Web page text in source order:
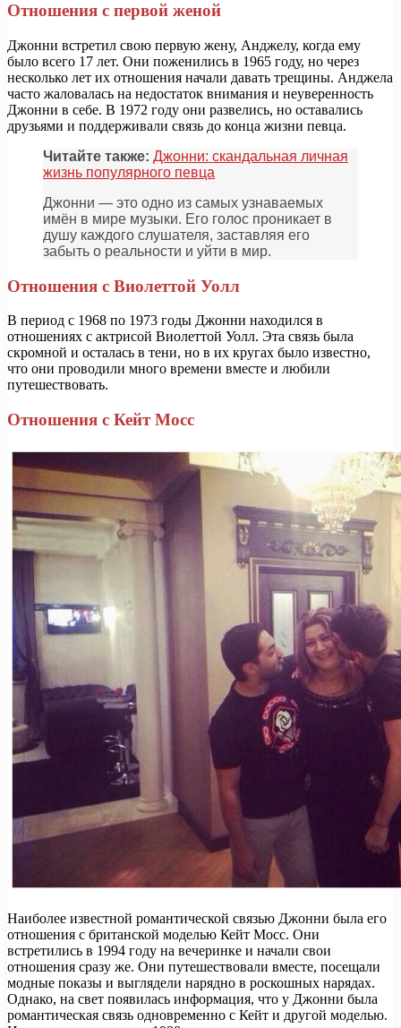
Отношения с первой женой
Джонни встретил свою первую жену, Анджелу, когда ему
было всего 17 лет. Они поженились в 1965 году, но через
несколько лет их отношения начали давать трещины. Анджела
часто жаловалась на недостаток внимания и неуверенность
Джонни в себе. В 1972 году они развелись, но оставались
друзьями и поддерживали связь до конца жизни певца.
Читайте также: Джонни: скандальная личная
жизнь популярного певца
Джонни — это одно из самых узнаваемых
имён в мире музыки. Его голос проникает в
душу каждого слушателя, заставляя его
забыть о реальности и уйти в мир.
Отношения с Виолеттой Уолл
В период с 1968 по 1973 годы Джонни находился в
отношениях с актрисой Виолеттой Уолл. Эта связь была
скромной и осталась в тени, но в их кругах было известно,
что они проводили много времени вместе и любили
путешествовать.
Отношения с Кейт Мосс
Наиболее известной романтической связью Джонни была его
отношения с британской моделью Кейт Мосс. Они
встретились в 1994 году на вечеринке и начали свои
отношения сразу же. Они путешествовали вместе, посещали
модные показы и выглядели нарядно в роскошных нарядах.
Однако, на свет появилась информация, что у Джонни была
романтическая связь одновременно с Кейт и другой моделью.